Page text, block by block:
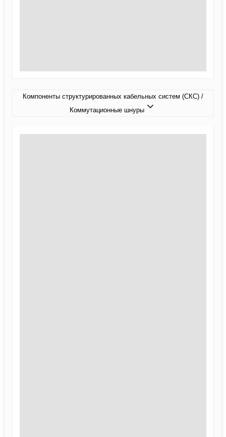
Компоненты структурированных кабельных систем (СКС) /
Коммутационные шнуры